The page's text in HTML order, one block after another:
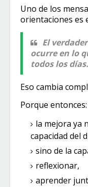
Uno de los
orientaciones es
El
ocurre en lo
todos los días.
Eso cambia
Porque entonces:
la mejora ya
capacidad del
sino de la
reflexionar,
aprender